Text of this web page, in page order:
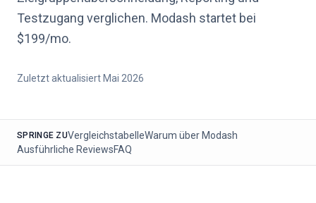
🇩🇪
Testzugang verglichen. Modash startet bei
$199/mo.
Zuletzt aktualisiert Mai 2026
SPRINGE ZUVergleichstabelleWarum über Modash
Ausführliche ReviewsFAQ